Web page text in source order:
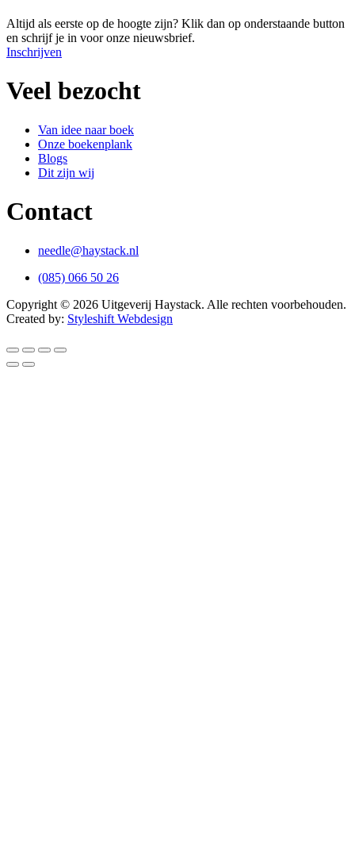
Altijd als eerste op de hoogte zijn? Klik dan op onderstaande button
en schrijf je in voor onze nieuwsbrief.
Inschrijven
Veel bezocht
Van idee naar boek
Onze boekenplank
Blogs
Dit zijn wij
Contact
needle@haystack.nl
(085) 066 50 26
Copyright © 2026 Uitgeverij Haystack. Alle rechten voorbehouden.
Created by: Styleshift Webdesign